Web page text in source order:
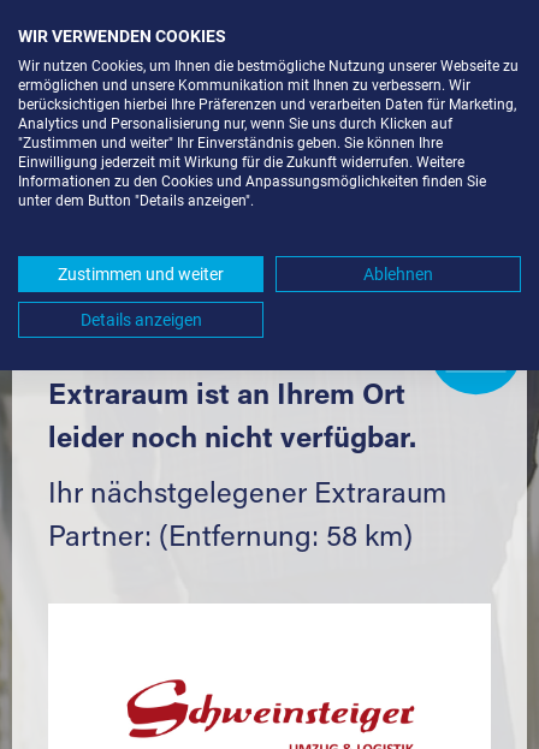
SELF STORAGE IN ASCHAU A. INN
Komfortabel einlagern mit Extraraum
Extraraum ist an Ihrem Ort
leider noch nicht verfügbar.
Ihr nächstgelegener Extraraum
Partner: (Entfernung: 58 km)
WIR VERWENDEN COOKIES
Wir nutzen Cookies, um Ihnen die bestmögliche Nutzung unserer Webseite zu
ermöglichen und unsere Kommunikation mit Ihnen zu verbessern. Wir
berücksichtigen hierbei Ihre Präferenzen und verarbeiten Daten für Marketing,
Analytics und Personalisierung nur, wenn Sie uns durch Klicken auf
"Zustimmen und weiter" Ihr Einverständnis geben. Sie können Ihre
Einwilligung jederzeit mit Wirkung für die Zukunft widerrufen. Weitere
Informationen zu den Cookies und Anpassungsmöglichkeiten finden Sie
unter dem Button "Details anzeigen".
Zustimmen und weiter Ablehnen
Details anzeigen